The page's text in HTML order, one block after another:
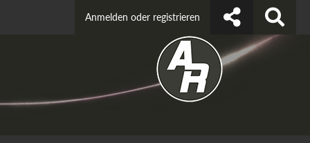
Anmelden oder registrieren